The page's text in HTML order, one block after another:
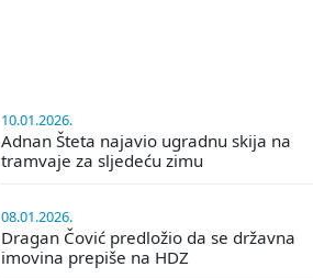
10.01.2026.
Adnan Šteta najavio ugradnu skija na
tramvaje za sljedeću zimu
08.01.2026.
Dragan Čović predložio da se državna
imovina prepiše na HDZ